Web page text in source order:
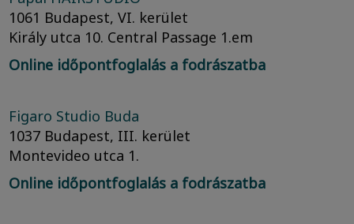
1061 Budapest, VI. kerület
Király utca 10. Central Passage 1.em
Online időpontfoglalás a fodrászatba
Figaro Studio Buda
1037 Budapest, III. kerület
Montevideo utca 1.
Online időpontfoglalás a fodrászatba